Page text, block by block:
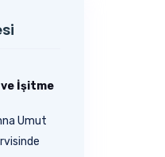
ve İşitme
Umut